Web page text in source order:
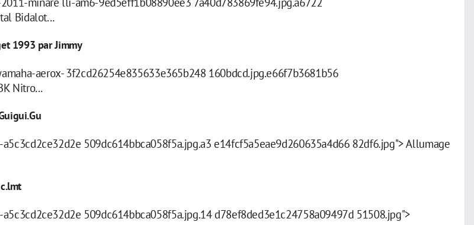
Bidalot...
1993 par Jimmy
aerox- 3f2cd26254e835633e365b248 160bdcd.jpg.e66f7b3681b56
Nitro...
509dc614bbca058f5a.jpg.a3 e14fcf5a5eae9d260635a4d66 82df6.jpg"> Allumage
509dc614bbca058f5a.jpg.14 d78ef8ded3e1c24758a09497d 51508.jpg">